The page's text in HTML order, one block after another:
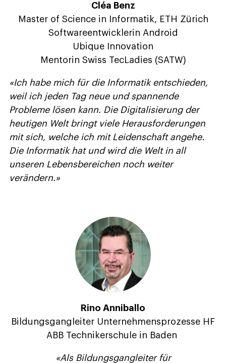
Cléa Benz
Master of Science in Informatik, ETH Zürich
Softwareentwicklerin Android
Ubique Innovation
Mentorin Swiss TecLadies (SATW)
«Ich habe mich für die Informatik entschieden,
weil ich jeden Tag neue und spannende
Probleme lösen kann. Die Digitalisierung der
heutigen Welt bringt viele Herausforderungen
mit sich, welche ich mit Leidenschaft angehe.
Die Informatik hat und wird die Welt in all
unseren Lebensbereichen noch weiter
verändern.»
Rino Anniballo
Bildungsgangleiter Unternehmensprozesse HF
ABB Technikerschule in Baden
«Als Bildungsgangleiter für